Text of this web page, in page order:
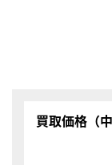
買取価格（